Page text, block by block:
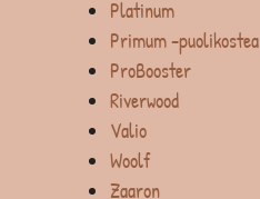
Platinum
Primum -puolikostea
ProBooster
Riverwood
Valio
Woolf
Zaaron